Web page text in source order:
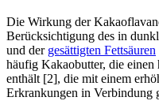
Die Wirkung der
Berücksichtigung des in
und der gesättigten Fettsäuren
häufig Kakaobutter, die einen
enthält [2], die mit einem
Erkrankungen in Verbindung